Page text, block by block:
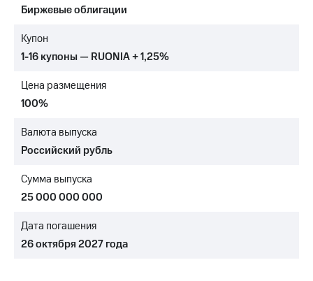
Достижения
Интервью
отчетность
Контакты
Новости
в
и акционерам
Корпоративное
Биржевые облигации
Купон
1-16 купоны — RUONIA + 1,25%
Цена размещения
100%
Валюта выпуска
Российский рубль
Сумма выпуска
25 000 000 000
Дата погашения
26 октября 2027 года